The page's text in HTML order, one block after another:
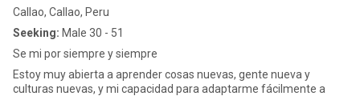
Callao, Callao, Peru
Seeking: Male 30 - 51
Se mi por siempre y siempre
Estoy muy abierta a aprender cosas nuevas, gente nueva y
culturas nuevas, y mi capacidad para adaptarme fácilmente a